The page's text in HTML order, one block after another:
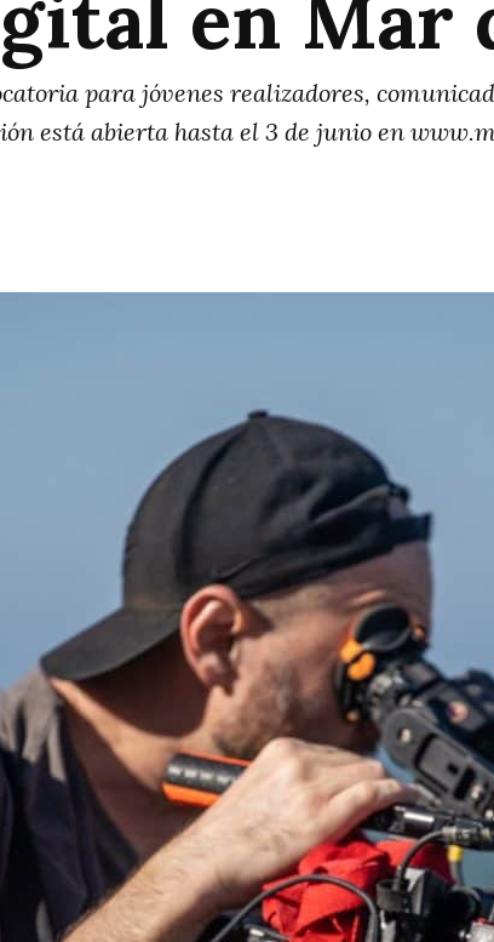
en Mar
para jóvenes realizadores,
está abierta hasta el 3 de junio en